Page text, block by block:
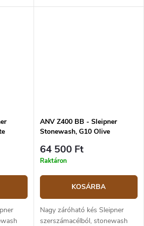
10
Penge 10 cm hosszú, teljes
ANV Z400 BB - Sleipner
Stonewash, G10 Olive
64 500 Ft
Raktáron
KOSÁRBA
Nagy záróható kés Sleipner
szerszámacélból, stonewash